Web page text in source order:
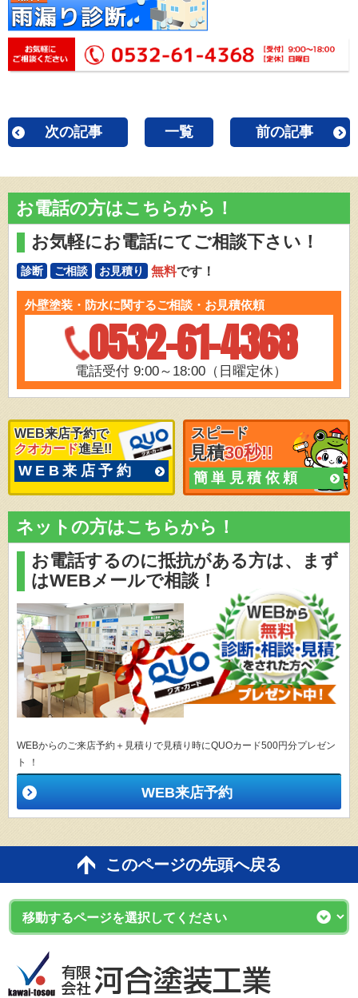
次の記事 一覧 前の記事
お電話の方はこちらから！
お気軽にお電話にてご相談下さい！
診断 ご相談 お見積り 無料です！
外壁塗装・防水に関するご相談・お見積依頼
0532-61-4368
電話受付 9:00～18:00（日曜定休）
WEB来店予約で
クオカード進呈!!
WEB来店予約
スピード
見積30秒!!
簡単見積依頼
ネットの方はこちらから！
お電話するのに抵抗がある方は、
まず
はWEBメールで相談！
WEBからのご来店予約＋見積りで見積り時にQUOカード500円分プレゼン
ト ！
WEB来店予約
このページの先頭へ戻る